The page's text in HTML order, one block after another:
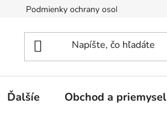
Podmienky ochrany osobných údajov
Ďalšíe Obchod a priemysel